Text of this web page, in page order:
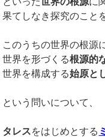
果てしなき探究のこと
このうちの世界の根源
世界を形づくる根源的
世界を構成する始原と
という問いについて、
タレスをはじめとする